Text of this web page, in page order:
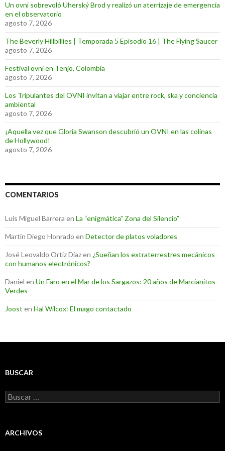
Un ovni sobrevoló Uherský Brod y realizó un aterrizaje de emergencia
en el observatorio
agosto 7, 2026
The Beverly Hillbillies | Temporada 5 Episodio 16 | The Flying Saucer
agosto 7, 2026
Festival ovni en Tenjo, Colombia
agosto 7, 2026
Los Tripulantes del OVNI invitan a viajar entre rock, ska y conciencia
ambiental
agosto 7, 2026
¡Aquella vez que Gloria Swanson descubrió un OVNI en las colinas
de Hollywood!
agosto 7, 2026
COMENTARIOS
Luis Miguel Barrera en La “enigmática” Zona del Silencio”
Martin Diego Honrado en Detector de platos voladores
José Leovaldo Ortiz Díazen ¿Sueñan los extraterrestres mecánicos
con humanos electrónicos?
Daniel en Un Faro en el Mar de los Sargazos: 20 años de Marcianitos
Verdes
Joost en Hal Wilcox: El mago contactado
BUSCAR
Buscar:
ARCHIVOS